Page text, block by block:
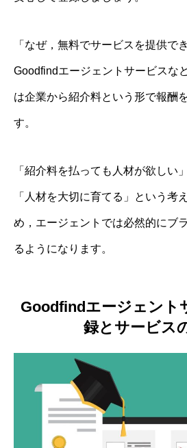
「なぜ，無料でサービスを提供で
Goodfindエージェントサービスな
は企業から紹介料という形で報酬
す。
「紹介料を払っても人材が欲しい
「人材を大切に育てる」という考
め，エージェントでは必然的にブ
るようになります。
Goodfindエージェント
録とサービス